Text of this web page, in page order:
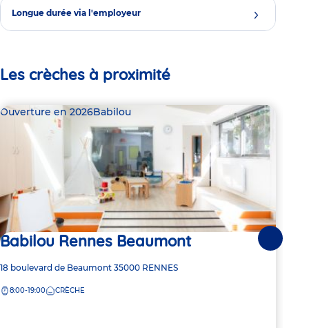
Longue durée via l'employeur
Les crèches à proximité
Ouverture en 2026Babilou
Babilou Rennes Beaumont
Adresse
la
18 boulevard de Beaumont 35000 RENNES
8:00-19:00 CRÈCHE